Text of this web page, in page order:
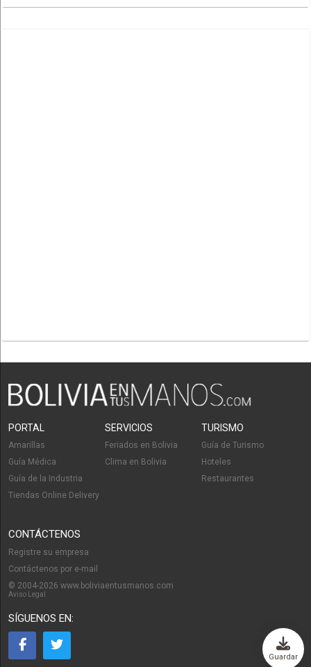
Guardar
PORTAL
Amarillas
Guía Médica
Guía de la Industria
Tiendas Online Delivery
SERVICIOS
Feriados en Bolivia
Clima en Bolivia
TURISMO
Guía de Turismo
Hoteles
Restaurantes
CONTÁCTENOS
Registre su empresa
Contáctenos por e-mail
© 2004-2026 www.boliviaentusmanos.com
Aviso Legal
SÍGUENOS EN: